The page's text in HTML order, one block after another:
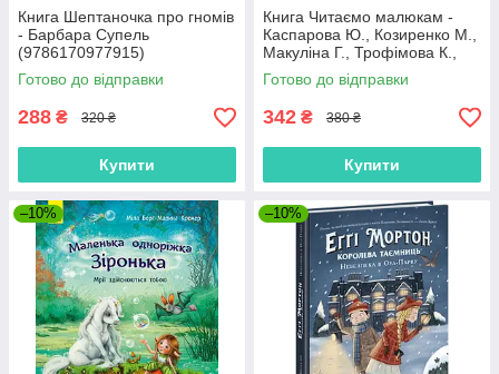
Книга Шептаночка про гномів
- Барбара Супель
(9786170977915)
Готово до відправки
288 ₴ 320 ₴
Купити
Книга Читаємо малюкам -
Каспарова Ю., Козиренко М.,
Макуліна Г., Трофімова К.,
Юліта Ран (9786170976888)
Готово до відправки
342 ₴ 380 ₴
Купити
–10% –10%